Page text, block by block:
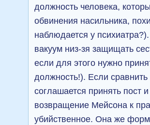
должность человека,
обвинения насильника,
наблюдается у
вакуум низ-зя защищать
если для этого нужно
должность!). Если
соглашается принять пост
возвращение Мейсона к
убийственное. Она же